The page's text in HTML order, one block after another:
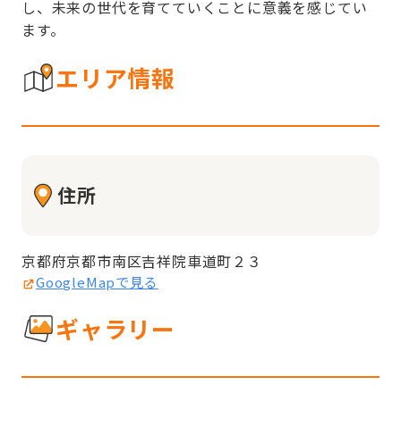
し、未来の世代を育てていくことに意義を感じてい
ます。
エリア情報
住所
京都府京都市南区吉祥院車道町２３
GoogleMapで見る
ギャラリー